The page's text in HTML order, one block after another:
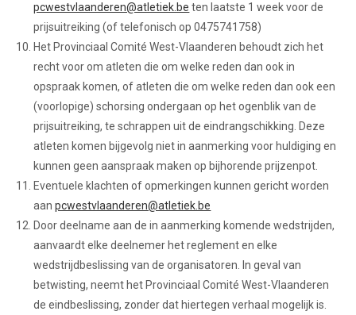
pcwestvlaanderen@atletiek.be ten laatste 1 week voor de
prijsuitreiking (of telefonisch op 0475741758)
Het Provinciaal Comité West-Vlaanderen behoudt zich het
recht voor om atleten die om welke reden dan ook in
opspraak komen, of atleten die om welke reden dan ook een
(voorlopige) schorsing ondergaan op het ogenblik van de
prijsuitreiking, te schrappen uit de eindrangschikking. Deze
atleten komen bijgevolg niet in aanmerking voor huldiging en
kunnen geen aanspraak maken op bijhorende prijzenpot.
Eventuele klachten of opmerkingen kunnen gericht worden
aanpcwestvlaanderen@atletiek.be
Door deelname aan de in aanmerking komende wedstrijden,
aanvaardt elke deelnemer het reglement en elke
wedstrijdbeslissing van de organisatoren. In geval van
betwisting, neemt het Provinciaal Comité West-Vlaanderen
de eindbeslissing, zonder dat hiertegen verhaal mogelijk is.